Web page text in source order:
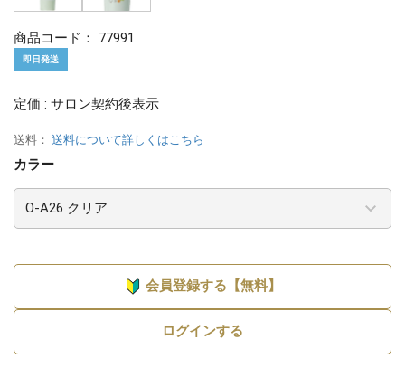
商品コード： 77991
即日発送
定価 : サロン契約後表示
送料： 送料について詳しくはこちら
カラー
会員登録する【無料】
ログインする